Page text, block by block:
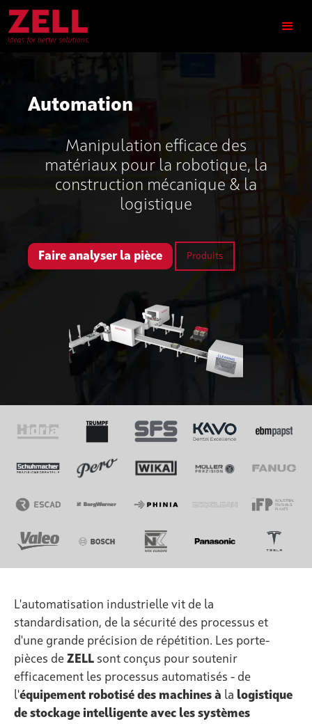
Automation
Manipulation efficace des
matériaux pour la robotique, la
construction mécanique & la
logistique
Faire analyser la pièce Produits
L'automatisation industrielle vit de la
standardisation, de la sécurité des processus et
d'une grande précision de répétition. Les porte-
pièces de ZELL sont conçus pour soutenir
efficacement les processus automatisés - de
l'équipement robotisé des machines à la logistique
de stockage intelligente avec les systèmes